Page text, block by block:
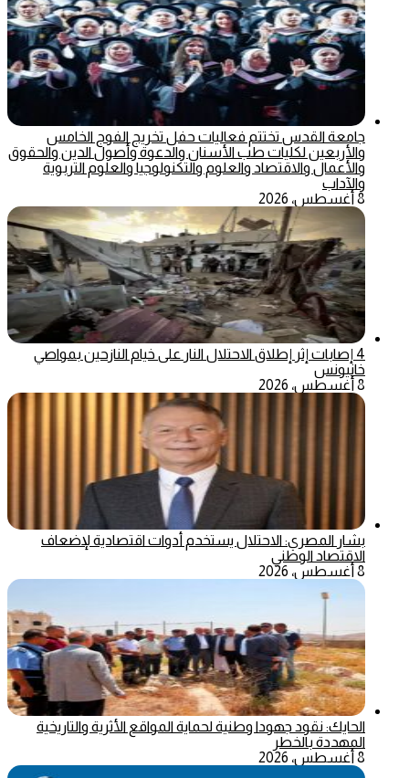
جامعة القدس تختتم فعاليات حفل تخريج الفوج الخامس
والأربعين لكليات طب الأسنان والدعوة وأصول الدين والحقوق
والأعمال والاقتصاد والعلوم والتكنولوجيا والعلوم التربوية
والآداب
8 أغسطس، 2026
4 إصابات إثر إطلاق الاحتلال النار على خيام النازحين بمواصي
خانيونس
8 أغسطس، 2026
بشار المصري: الاحتلال يستخدم أدوات اقتصادية لإضعاف
الاقتصاد الوطني
8 أغسطس، 2026
الحايك: نقود جهودا وطنية لحماية المواقع الأثرية والتاريخية
المهددة بالخطر
8 أغسطس، 2026